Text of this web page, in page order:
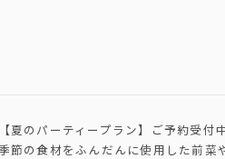
夏のパーティープラン】ご予約受付
節の食材をふんだんに使用した前菜